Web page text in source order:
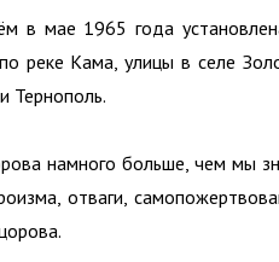
в мае 1965 года
реке Кама, улицы в селе
Тернополь.
намного больше, чем мы
отваги,